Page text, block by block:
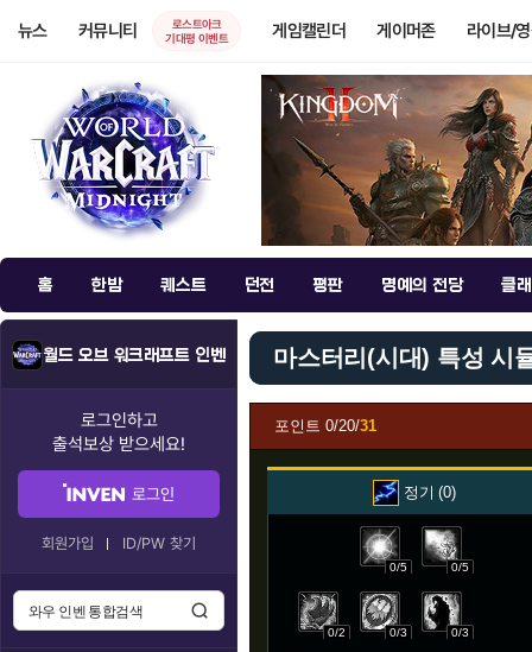
뉴스 커뮤니티
로스트아크
기대평 이벤트
게임캘린더 게이머존 라이브/
홈 한밤 퀘스트 던전 평판 명예의 전당 클
월드 오브 워크래프트 인벤
로그인하고
출석보상 받으세요!
로그인
회원가입 ID/PW 찾기
마스터리(시대) 특성 시
포인트 0/20/31
정기 0
0/5 0/5
0/2 0/3 0/3